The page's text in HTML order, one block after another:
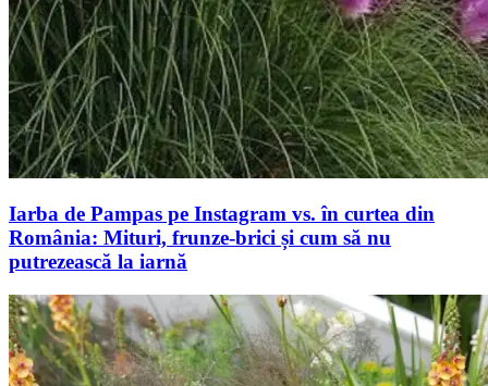
Iarba de Pampas pe Instagram vs. în curtea din
România: Mituri, frunze-brici și cum să nu
putrezească la iarnă